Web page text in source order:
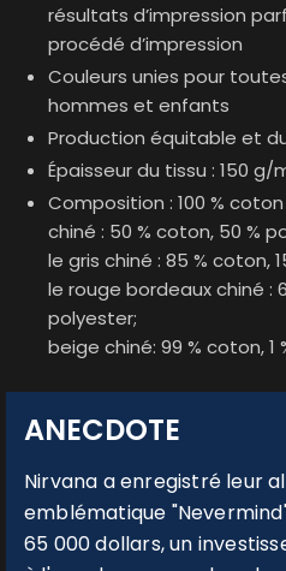
résultats d’impression
procédé d’impression
Couleurs unies pour
hommes et enfants
Production équitable et
Épaisseur du tissu : 150 g/
Composition : 100 %
chiné : 50 % coton, 50 %
le gris chiné : 85 % coton,
le rouge bordeaux chiné :
polyester;
beige chiné: 99 % coton, 1
ANECDOTE
Nirvana a enregistré leur
emblématique
65 000 dollars, un